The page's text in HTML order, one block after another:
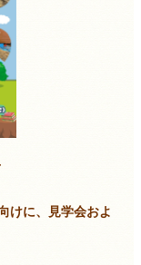
けに、見学会およ